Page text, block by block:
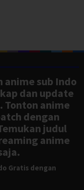
anime sub Indo
dan update
Tonton anime
dengan
judul
anime
Gratis dengan